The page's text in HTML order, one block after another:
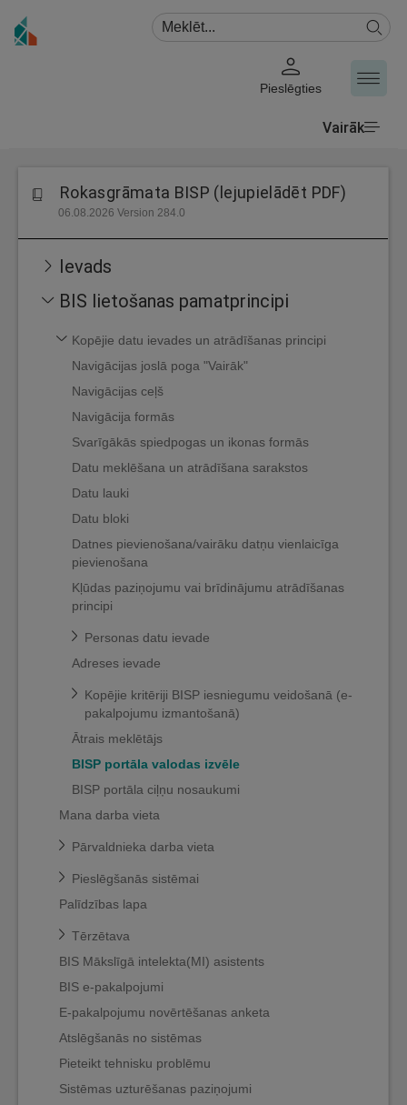
Pieslēgties
Vairāk
Rokasgrāmata BISP (lejupielādēt PDF)
06.08.2026 Version 284.0
Ievads
BIS lietošanas pamatprincipi
Kopējie datu ievades un atrādīšanas principi
Navigācijas joslā poga "Vairāk"
Navigācijas ceļš
Navigācija formās
Svarīgākās spiedpogas un ikonas formās
Datu meklēšana un atrādīšana sarakstos
Datu lauki
Datu bloki
Datnes pievienošana/vairāku datņu vienlaicīga
pievienošana
Kļūdas paziņojumu vai brīdinājumu atrādīšanas
principi
Personas datu ievade
Adreses ievade
Kopējie kritēriji BISP iesniegumu veidošanā (e-
pakalpojumu izmantošanā)
Ātrais meklētājs
BISP portāla valodas izvēle
BISP portāla ciļņu nosaukumi
Mana darba vieta
Pārvaldnieka darba vieta
Pieslēgšanās sistēmai
Palīdzības lapa
Tērzētava
BIS Mākslīgā intelekta(MI) asistents
BIS e-pakalpojumi
E-pakalpojumu novērtēšanas anketa
Atslēgšanās no sistēmas
Pieteikt tehnisku problēmu
Sistēmas uzturēšanas paziņojumi